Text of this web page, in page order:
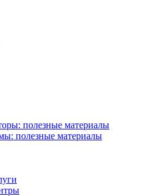
полезные материалы
полезные материалы